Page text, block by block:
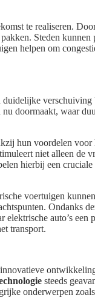
te realiseren.
Steden kunnen
helpen om
verschuiving
doormaakt, waar
hun voordelen
niet alleen de
hierbij een
voertuigen
Ondanks
elektrische auto’s een
transport.
steeds
onderwerpen zoals